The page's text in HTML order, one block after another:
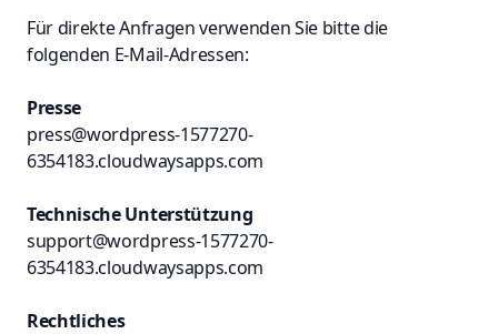
Für direkte Anfragen verwenden Sie bitte die
folgenden E-Mail-Adressen:
Presse
press@wordpress-1577270-
6354183.cloudwaysapps.com
Technische Unterstützung
support@wordpress-1577270-
6354183.cloudwaysapps.com
Rechtliches